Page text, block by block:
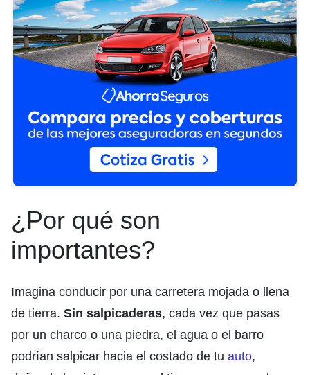
¿Por qué son
importantes?
Imagina conducir por una carretera mojada o llena
de tierra. Sin salpicaderas, cada vez que pasas
por un charco o una piedra, el agua o el barro
podrían salpicar hacia el costado de tu auto,